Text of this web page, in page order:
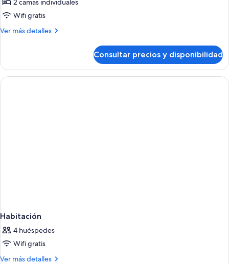
de
Habitación
doble,
mascotas
2 camas individuales
Wifi gratis
Ver más detalles
Más
doble,
Se
admiten
Consultar precios y disponibilidad
Habitación
4 huéspedes
Wifi gratis
Ver más detalles
Más